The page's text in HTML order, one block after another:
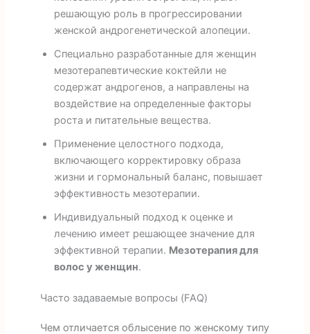
решающую роль в прогрессировании
женской андрогенетической алопеции.
Специально разработанные для женщин
мезотерапевтические коктейли не
содержат андрогенов, а направлены на
воздействие на определенные факторы
роста и питательные вещества.
Применение целостного подхода,
включающего корректировку образа
жизни и гормональный баланс, повышает
эффективность мезотерапии.
Индивидуальный подход к оценке и
лечению имеет решающее значение для
эффективной терапии. Мезотерапия для
волос у женщин.
Часто задаваемые вопросы (FAQ)
Чем отличается облысение по женскому типу